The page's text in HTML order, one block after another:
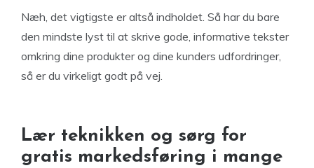
Næh, det vigtigste er altså indholdet. Så har du bare
den mindste lyst til at skrive gode, informative tekster
omkring dine produkter og dine kunders udfordringer,
så er du virkeligt godt på vej.
Lær teknikken og sørg for
gratis markedsføring i mange